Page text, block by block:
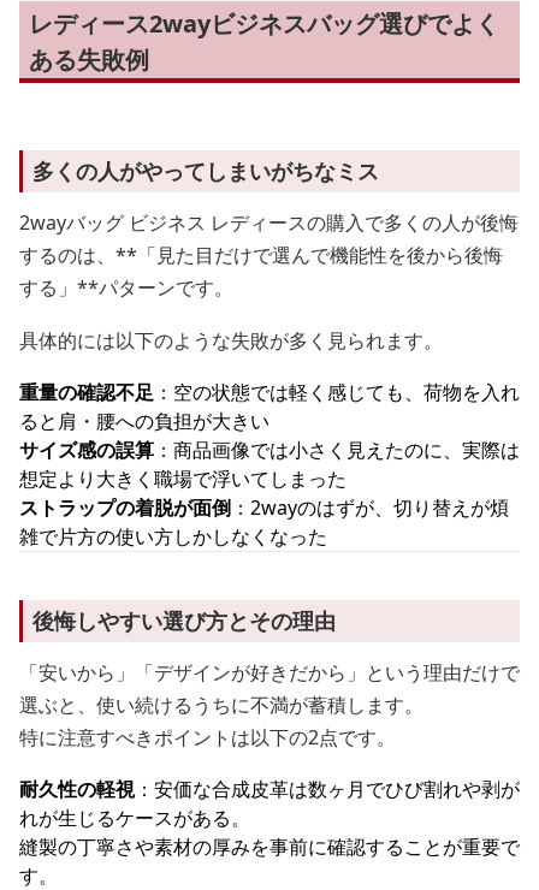
レディース2wayビジネスバッグ選びでよく
ある失敗例
多くの人がやってしまいがちなミス
2wayバッグ ビジネス レディースの購入で多くの人が後悔
するのは、**「見た目だけで選んで機能性を後から後悔
する」**パターンです。
具体的には以下のような失敗が多く見られます。
重量の確認不足 ：空の状態では軽く感じても、荷物を入れ
ると肩・腰への負担が大きい
サイズ感の誤算 ：商品画像では小さく見えたのに、実際は
想定より大きく職場で浮いてしまった
ストラップの着脱が面倒 ：2wayのはずが、切り替えが煩
雑で片方の使い方しかしなくなった
後悔しやすい選び方とその理由
「安いから」「デザインが好きだから」という理由だけで
選ぶと、使い続けるうちに不満が蓄積します。
特に注意すべきポイントは以下の2点です。
耐久性の軽視：安価な合成皮革は数ヶ月でひび割れや剥が
れが生じるケースがある。
縫製の丁寧さや素材の厚みを事前に確認することが重要で
す。